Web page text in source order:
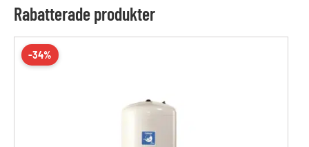
Rabatterade produkter
-34%